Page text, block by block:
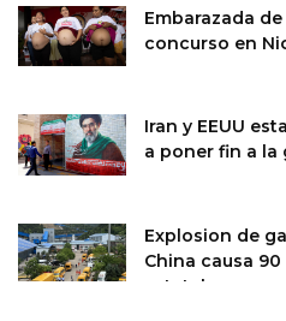
Embarazada
concurso en
Iran y EEUU
a poner fin a la
Explosion de
China causa
estatal